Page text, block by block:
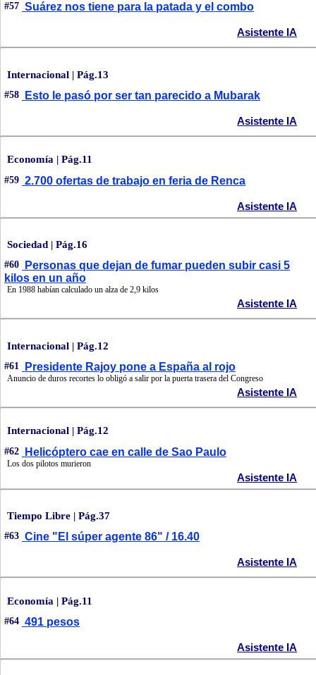
#57 Suárez nos tiene para la patada y el combo
Asistente IA
Internacional | Pág.13
#58 Esto le pasó por ser tan parecido a Mubarak
Asistente IA
Economía | Pág.11
#59 2.700 ofertas de trabajo en feria de Renca
Asistente IA
Sociedad | Pág.16
#60
Personas que dejan de fumar pueden subir casi 5
kilos en un año
En 1988 habían calculado un alza de 2,9 kilos
Asistente IA
Internacional | Pág.12
#61 Presidente Rajoy pone a España al rojo
Anuncio de duros recortes lo obligó a salir por la puerta trasera del Congreso
Asistente IA
Internacional | Pág.12
#62 Helicóptero cae en calle de Sao Paulo
Los dos pilotos murieron
Asistente IA
Tiempo Libre | Pág.37
#63 Cine "El súper agente 86" / 16.40
Asistente IA
Economía | Pág.11
#64 491 pesos
Asistente IA